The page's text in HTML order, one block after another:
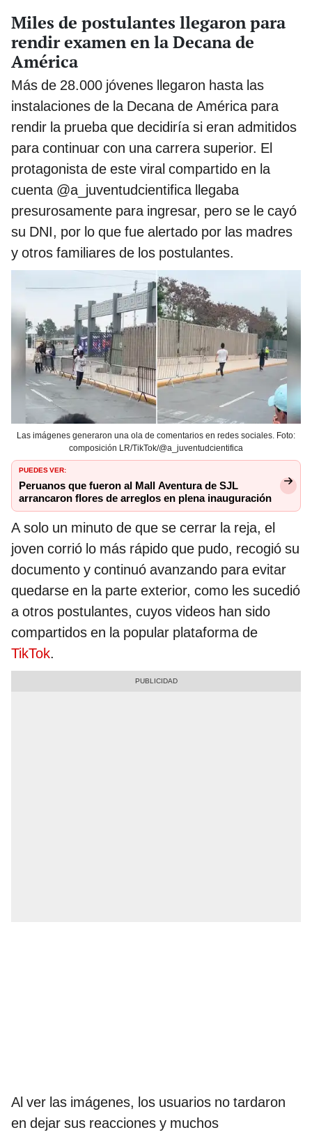
Miles de postulantes llegaron para
rendir examen en la Decana de
América
Más de 28.000 jóvenes llegaron hasta las
instalaciones de la Decana de América para
rendir la prueba que decidiría si eran admitidos
para continuar con una carrera superior. El
protagonista de este viral compartido en la
cuenta @a_juventudcientifica llegaba
presurosamente para ingresar, pero se le cayó
su DNI, por lo que fue alertado por las madres
y otros familiares de los postulantes.
Las imágenes generaron una ola de comentarios en redes sociales. Foto:
composición LR/TikTok/@a_juventudcientifica
PUEDES VER:
Peruanos que fueron al Mall Aventura de SJL
arrancaron flores de arreglos en plena inauguración
A solo un minuto de que se cerrar la reja, el
joven corrió lo más rápido que pudo, recogió su
documento y continuó avanzando para evitar
quedarse en la parte exterior, como les sucedió
a otros postulantes, cuyos videos han sido
compartidos en la popular plataforma de
TikTok.
Al ver las imágenes, los usuarios no tardaron
en dejar sus reacciones y muchos